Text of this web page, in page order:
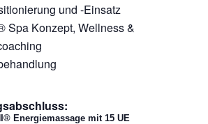
und -Einsatz
Spa Konzept, Wellness &
Energiemassage mit 15 UE